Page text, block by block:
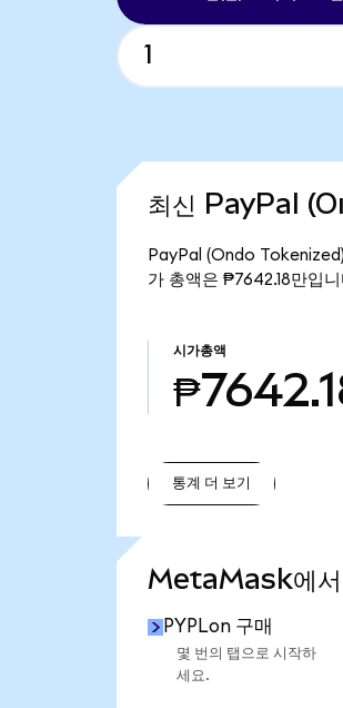
최신 PayPal
PayPal (Ondo
가 총액은 ₱7642.18만입니
시가총액
통계 더 보기
MetaMask에서
PYPLon 구매
몇 번의 탭으로 시작하
세요.